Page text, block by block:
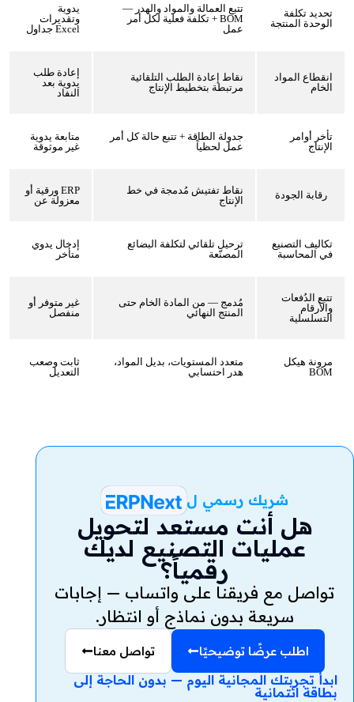
تحديد تكلفة
الوحدة المنتجة
تتبع العمالة والمواد والهدر —
BOM + تكلفة فعلية لكل أمر
عمل
يدوية
وتقديرات
Excel جداول
انقطاع المواد
الخام
نقاط إعادة الطلب التلقائية
مرتبطة بتخطيط الإنتاج
إعادة طلب
يدوية بعد
النفاد
تأخر أوامر
الإنتاج
جدولة الطاقة + تتبع حالة كل أمر
عمل لحظياً
متابعة يدوية
غير موثوقة
رقابة الجودة
نقاط تفتيش مُدمجة في خط
الإنتاج
ERP ورقية أو
معزولة عن
تكاليف التصنيع
في المحاسبة
ترحيل تلقائي لتكلفة البضائع
المصنّعة
إدخال يدوي
متأخر
تتبع الدُفعات
والأرقام
التسلسلية
مُدمج — من المادة الخام حتى
المنتج النهائي
غير متوفر أو
منفصل
مرونة هيكل
BOM
متعدد المستويات، بديل المواد،
هدر احتسابي
ثابت وصعب
التعديل
شريك رسمي ل
هل أنت مستعد لتحويل
عمليات التصنيع لديك
رقمياً؟
تواصل مع فريقنا على واتساب — إجابات
سريعة بدون نماذج أو انتظار.
اطلب عرضًا توضيحيًا تواصل معنا
ابدأ تجربتك المجانية اليوم — بدون الحاجة إلى
بطاقة ائتمانية